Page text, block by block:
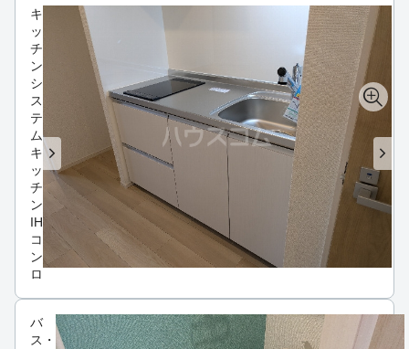
キ
ッ
チ
ン
シ
ス
テ
ム
キ
ッ
チ
ン
IH
コ
ン
ロ
バ
ス・